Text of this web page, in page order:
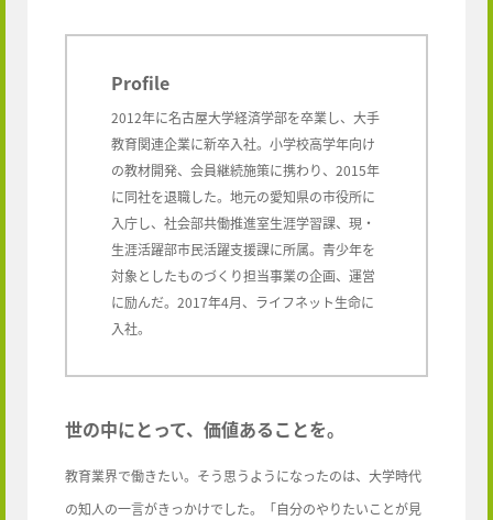
Profile
2012年に名古屋大学経済学部を卒業し、大手
教育関連企業に新卒入社。小学校高学年向け
の教材開発、会員継続施策に携わり、2015年
に同社を退職した。地元の愛知県の市役所に
入庁し、社会部共働推進室生涯学習課、現・
生涯活躍部市民活躍支援課に所属。青少年を
対象としたものづくり担当事業の企画、運営
に励んだ。2017年4月、ライフネット生命に
入社。
世の中にとって、価値あることを。
教育業界で働きたい。そう思うようになったのは、大学時代
の知人の一言がきっかけでした。「自分のやりたいことが見